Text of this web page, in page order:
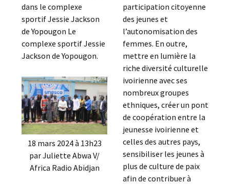
dans le complexe
sportif Jessie Jackson
de Yopougon Le
complexe sportif Jessie
Jackson de Yopougon.
18 mars 2024 à 13h23
par Juliette Abwa V/
Africa Radio Abidjan
participation citoyenne
des jeunes et
l’autonomisation des
femmes. En outre,
mettre en lumière la
riche diversité culturelle
ivoirienne avec ses
nombreux groupes
ethniques, créer un pont
de coopération entre la
jeunesse ivoirienne et
celles des autres pays,
sensibiliser les jeunes à
plus de culture de paix
afin de contribuer à